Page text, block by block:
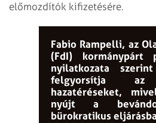
előmozdítók kifizetésére.
Fabio Rampelli, az
(FdI) kormánypárt
nyilatkozata
felgyorsítja az
hazatéréseket,
nyújt a
bürokratikus